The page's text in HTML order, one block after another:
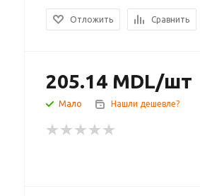
Отложить Сравнить
205.14 MDL/шт
Мало Нашли дешевле?